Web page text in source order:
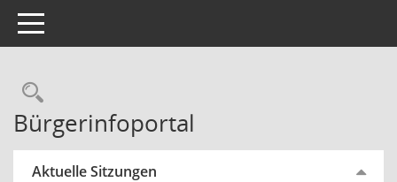
Toggle navigation
Rechercheauswahl
Bürgerinfoportal
Aktuelle Sitzungen